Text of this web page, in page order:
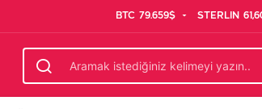
BTC 79.659$ STERLIN